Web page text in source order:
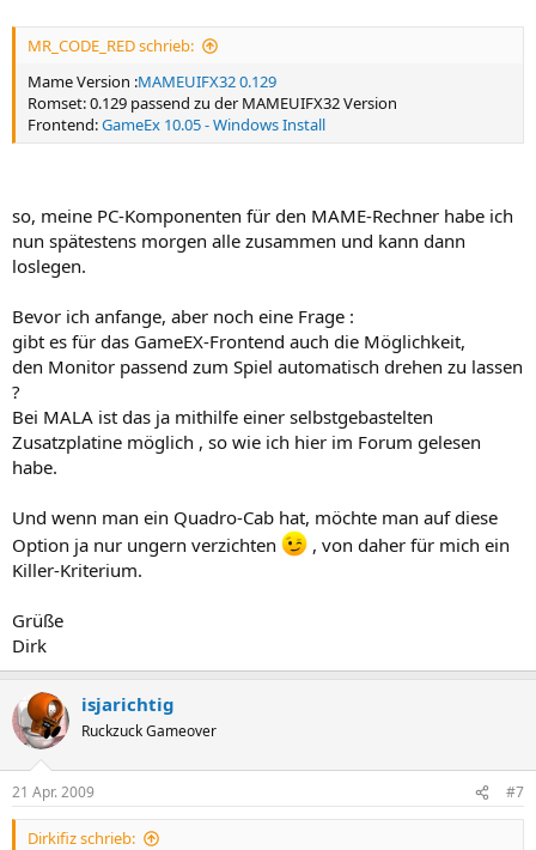
MR_CODE_RED schrieb:
Mame Version :MAMEUIFX32 0.129
Romset: 0.129 passend zu der MAMEUIFX32 Version
Frontend:GameEx 10.05 - Windows Install
so, meine PC-Komponenten für den MAME-Rechner habe ich
nun spätestens morgen alle zusammen und kann dann
loslegen.
Bevor ich anfange, aber noch eine Frage :
gibt es für das GameEX-Frontend auch die Möglichkeit,
den Monitor passend zum Spiel automatisch drehen zu lassen
?
Bei MALA ist das ja mithilfe einer selbstgebastelten
Zusatzplatine möglich , so wie ich hier im Forum gelesen
habe.
Und wenn man ein Quadro-Cab hat, möchte man auf diese
Option ja nur ungern verzichten
, von daher für mich ein
Killer-Kriterium.
Grüße
Dirk
isjarichtig
Ruckzuck Gameover
21 Apr. 2009 #7
Dirkifiz schrieb: